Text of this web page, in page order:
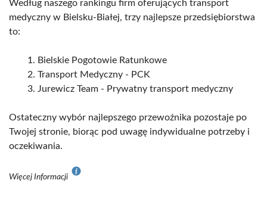
Według naszego rankingu firm oferujących transport
medyczny w Bielsku-Białej, trzy najlepsze przedsiębiorstwa
to:
Bielskie Pogotowie Ratunkowe
Transport Medyczny - PCK
Jurewicz Team - Prywatny transport medyczny
Ostateczny wybór najlepszego przewoźnika pozostaje po
Twojej stronie, biorąc pod uwagę indywidualne potrzeby i
oczekiwania.
Więcej Informacji